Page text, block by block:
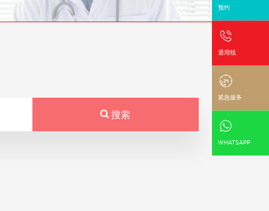
预约
通用线
紧急服务
WHATSAPP
搜索